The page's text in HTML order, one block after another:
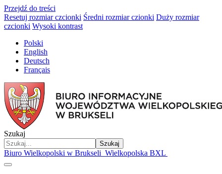
Przejdź do treści
Resetuj rozmiar czcionki Średni rozmiar czionki Duży rozmiar
czcionki Wysoki kontrast
Polski
English
Deutsch
Français
Szukaj
Szukaj
Biuro Wielkopolski w Brukseli Wielkopolska BXL